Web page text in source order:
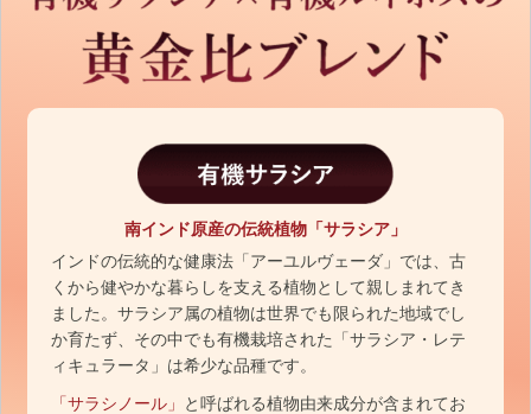
南インド原産の伝統植物「サラシア」
インドの伝統的な健康法「アーユルヴェーダ」では、古
くから健やかな暮らしを支える植物として親しまれてき
ました。サラシア属の植物は世界でも限られた地域でし
か育たず、その中でも有機栽培された「サラシア・レテ
ィキュラータ」は希少な品種です。
「サラシノール」
と呼ばれる植物由来成分が含まれてお